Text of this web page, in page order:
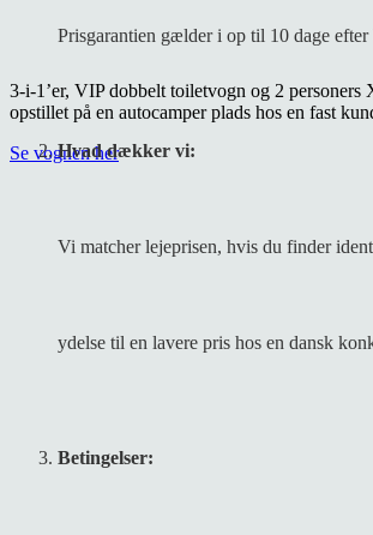
Prisgarantien gælder i op til 10 dage
Hvad dækker vi:
Vi matcher lejeprisen, hvis du finder
ydelse til en lavere pris hos en dansk
Betingelser:
3-i-1’er, VIP dobbelt toiletvogn og 2 personers
opstillet på en autocamper plads hos en fast
Se vognen her